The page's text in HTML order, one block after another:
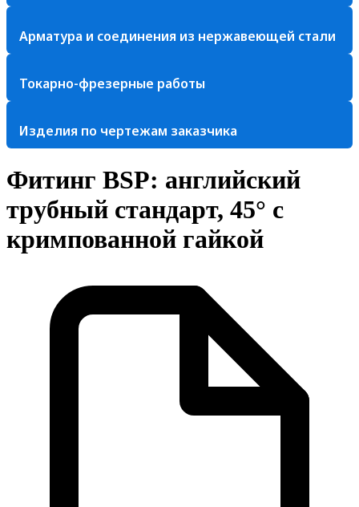
Арматура и соединения из нержавеющей стали
Токарно-фрезерные работы
Изделия по чертежам заказчика
Фитинг BSP: английский
трубный стандарт, 45° с
кримпованной гайкой